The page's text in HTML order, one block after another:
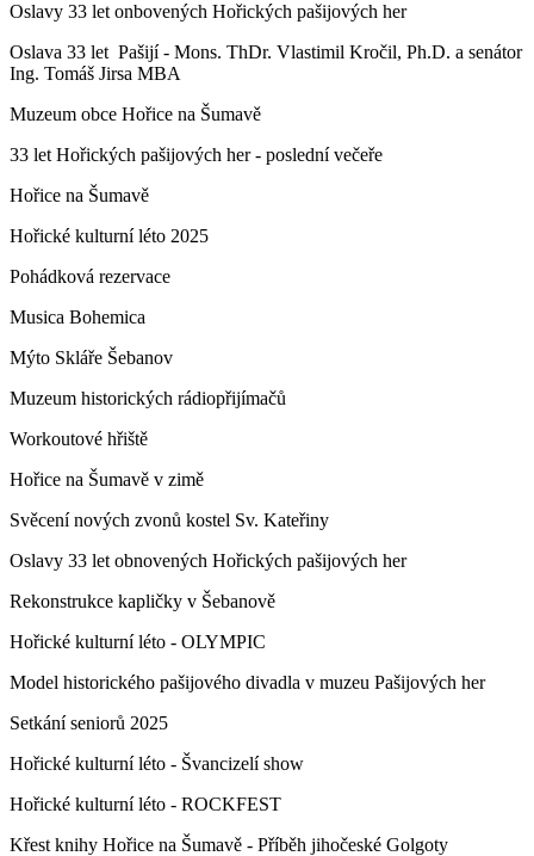
Oslavy 33 let onbovených Hořických pašijových her
Oslava 33 let Pašijí - Mons. ThDr. Vlastimil Kročil, Ph.D. a senátor
Ing. Tomáš Jirsa MBA
Muzeum obce Hořice na Šumavě
33 let Hořických pašijových her - poslední večeře
Hořice na Šumavě
Hořické kulturní léto 2025
Pohádková rezervace
Musica Bohemica
Mýto Skláře Šebanov
Muzeum historických rádiopřijímačů
Workoutové hřiště
Hořice na Šumavě v zimě
Svěcení nových zvonů kostel Sv. Kateřiny
Oslavy 33 let obnovených Hořických pašijových her
Rekonstrukce kapličky v Šebanově
Hořické kulturní léto - OLYMPIC
Model historického pašijového divadla v muzeu Pašijových her
Setkání seniorů 2025
Hořické kulturní léto - Švancizelí show
Hořické kulturní léto - ROCKFEST
Křest knihy Hořice na Šumavě - Příběh jihočeské Golgoty